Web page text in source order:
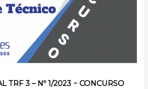
TRF 3 – Nº 1/2023 − CONCURSO